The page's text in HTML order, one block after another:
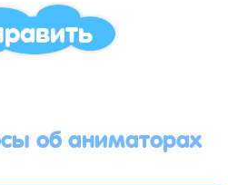
об аниматорах